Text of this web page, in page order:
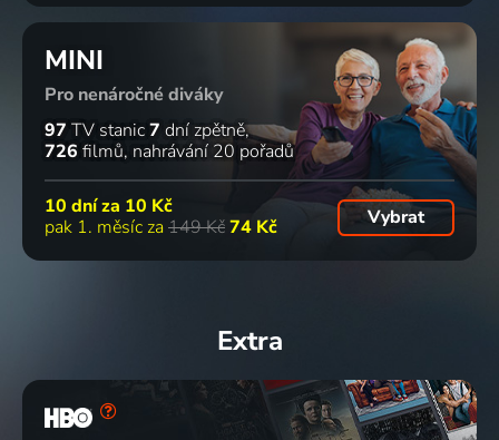
MINI
Pro nenáročné diváky
97 TV stanic7 dní zpětně
726 filmů nahrávání 20 pořadů
10 dní za 10 Kč
pak 1. měsíc za 149 Kč74 Kč Vybrat
Extra